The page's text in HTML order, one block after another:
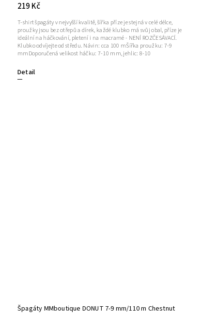
219 Kč
Detail
T-shirt špagáty v nejvyšší kvalitě, šířka příze je stejná v celé délce,
proužky jsou bez otřepů a dírek, každé klubko má svůj obal, příze je
ideální na háčkování, pletení i na macramé - NENÍ ROZČESÁVACÍ.
Klubko odvíjejte od středu. Návin: cca 100 mŠířka proužku: 7-9
mmDoporučená velikost háčku: 7-10 mm, jehlic: 8-10
Špagáty MMboutique DONUT 7-9 mm/110 m Chestnut